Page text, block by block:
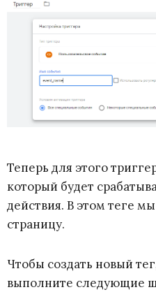
Теперь для этого
который будет
действия. В этом теге
страницу.
Чтобы создать новый
выполните следующие